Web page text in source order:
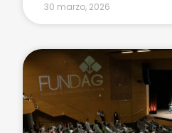
30 marzo, 2026